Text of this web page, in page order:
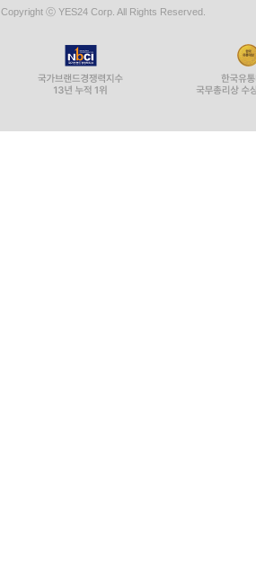
Copyright ⓒ YES24 Corp. All Rights Reserved.